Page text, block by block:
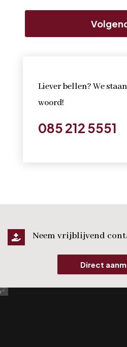
Liever bellen? We
woord!
085 212 5551
 Neem vrijblijvend
Direct